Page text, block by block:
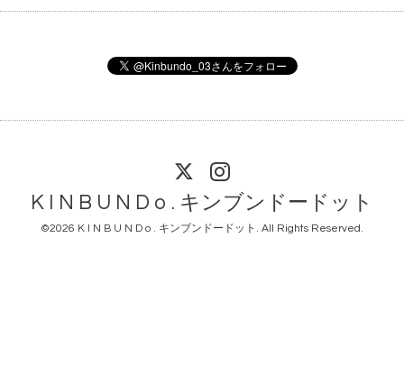
K I N B U N D o . キンブンドードット
©2026 K I N B U N D o . キンブンドードット . All Rights Reserved.